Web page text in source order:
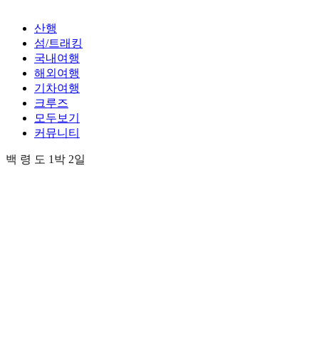
산행
섬/트래킹
국내여행
해외여행
기차여행
크루즈
모두보기
커뮤니티
백 령 도 1박 2일